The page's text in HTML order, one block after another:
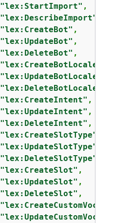
"lex:StartImport" ,
"lex:DescribeImport"
"lex:CreateBot" ,
"lex:UpdateBot" ,
"lex:DeleteBot" ,
"lex:CreateBotLocale"
"lex:UpdateBotLocale"
"lex:DeleteBotLocale"
"lex:CreateIntent" ,
"lex:UpdateIntent" ,
"lex:DeleteIntent" ,
"lex:CreateSlotType"
"lex:UpdateSlotType"
"lex:DeleteSlotType"
"lex:CreateSlot" ,
"lex:UpdateSlot" ,
"lex:DeleteSlot" ,